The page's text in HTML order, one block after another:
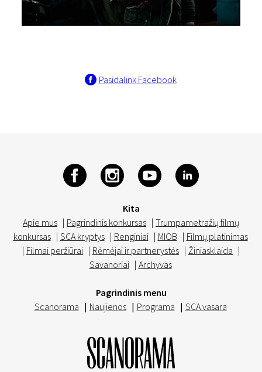
Pasidalink Facebook
Kita
Apie mus | Pagrindinis konkursas | Trumpametražių filmų
konkursas | SCA kryptys | Renginiai | MIOB | Filmų platinimas
| Filmai peržiūrai | Rėmėjai ir partnerystės | Žiniasklaida |
Savanoriai | Archyvas
Pagrindinis menu
Scanorama | Naujienos | Programa | SCA vasara